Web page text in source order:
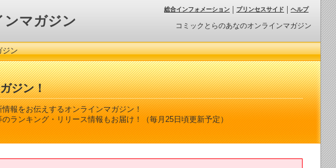
ンマガジン コミックとらのあなのオンラインマガジン
総合インフォメーション プリンセスサイド ヘルプ
ジン
ジン！
報をお伝えするオンラインマガジン！
ランキング・リリース情報もお届け！（毎月25日頃更新予定）